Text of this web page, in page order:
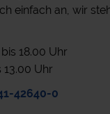
einfach an, wir
18.00 Uhr
13.00 Uhr
42640-0